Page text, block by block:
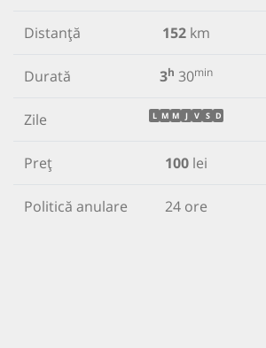
Distanță 152 km
Durată 3h 30min
Zile L M M J V S D
Preț 100 lei
Politică anulare 24 ore